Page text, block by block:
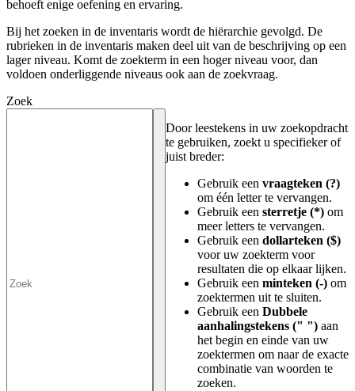
behoeft enige oefening en ervaring.
Bij het zoeken in de inventaris wordt de hiërarchie gevolgd. De
rubrieken in de inventaris maken deel uit van de beschrijving op een
lager niveau. Komt de zoekterm in een hoger niveau voor, dan
voldoen onderliggende niveaus ook aan de zoekvraag.
Zoek
Door leestekens in uw zoekopdracht
te gebruiken, zoekt u specifieker of
juist breder:
Gebruik een vraagteken (?)
om één letter te vervangen.
Gebruik een sterretje (*) om
meer letters te vervangen.
Gebruik een dollarteken ($)
voor uw zoekterm voor
resultaten die op elkaar lijken.
Gebruik een minteken (-) om
zoektermen uit te sluiten.
Gebruik een Dubbele
aanhalingstekens (" ") aan
het begin en einde van uw
zoektermen om naar de exacte
combinatie van woorden te
zoeken.